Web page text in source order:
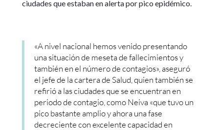
ciudades que estaban en alerta por pico epidémico.
«A nivel nacional hemos venido presentando
una situación de meseta de fallecimientos y
también en el número de contagios», aseguró
el jefe de la cartera de Salud, quien también se
refirió a las ciudades que se encuentran en
periodo de contagio, como Neiva «que tuvo un
pico bastante amplio y ahora una fase
decreciente con excelente capacidad en